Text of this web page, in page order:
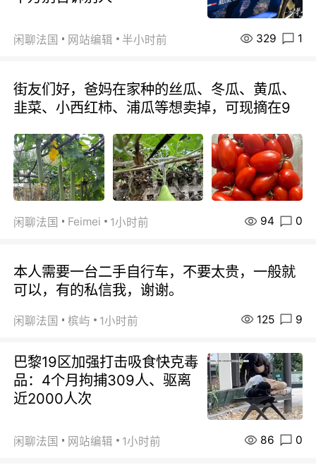
闲聊法国 网站编辑 半小时前 329 1
街友们好，爸妈在家种的丝瓜、冬瓜、黄瓜、
韭菜、小西红柿、浦瓜等想卖掉，可现摘在9
闲聊法国 Feimei 1小时前 94 0
本人需要一台二手自行车，不要太贵，一般就
可以，有的私信我，谢谢。
闲聊法国 槟屿 1小时前 125 9
巴黎19区加强打击吸食快克毒
品：4个月拘捕309人、驱离
近2000人次
闲聊法国 网站编辑 1小时前 86 0